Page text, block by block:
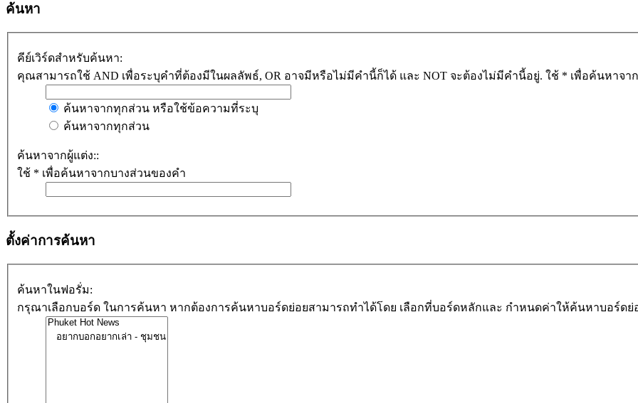
ค้นหา
คีย์เวิร์ดสำหรับค้นหา:
คุณสามารถใช้ AND เพื่อระบุคำที่ต้องมีในผลลัพธ์, OR อาจมีหรือไม่มีคำนี้ก็ได้ และ NOT จะต้องไม่มีคำนี้อยู่. ใช้ * เพื่อค้นหาจา
ค้นหาจากทุกส่วน หรือใช้ข้อความที่ระบุ
ค้นหาจากทุกส่วน
ค้นหาจากผู้แต่ง::
ใช้ * เพื่อค้นหาจากบางส่วนของคำ
ตั้งค่าการค้นหา
ค้นหาในฟอรั่ม:
กรุณาเลือกบอร์ด ในการค้นหา หากต้องการค้นหาบอร์ดย่อยสามารถทำได้โดย เลือกที่บอร์ดหลักและ กำหนดค่าให้ค้นหาบอร์ดย่